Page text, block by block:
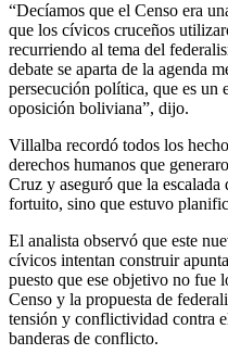
“Decíamos que el Censo era
que los cívicos cruceños
recurriendo al tema del
debate se aparta de la agenda
persecución política, que es un
oposición boliviana”, dijo.
Villalba recordó todos los
derechos humanos que
Cruz y aseguró que la
fortuito, sino que estuvo
El analista observó que este
cívicos intentan construir
puesto que ese objetivo no fue
Censo y la propuesta de
tensión y conflictividad contra
banderas de conflicto.